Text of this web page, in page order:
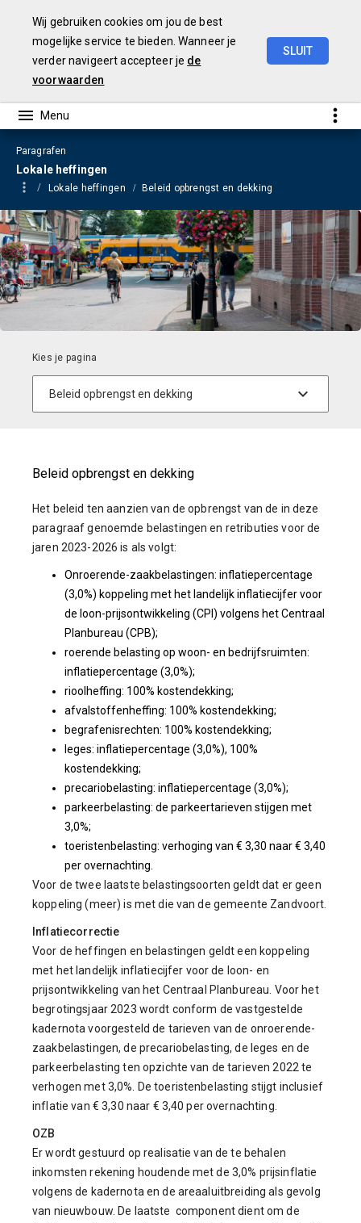
Wij gebruiken cookies om jou de best
mogelijke service te bieden. Wanneer je
verder navigeert accepteer je de
voorwaarden
SLUIT
Paragrafen
Lokale heffingen
Lokale heffingen Beleid opbrengst en dekking
Beleid opbrengst en dekking
Het beleid ten aanzien van de opbrengst van de in deze
paragraaf genoemde belastingen en retributies voor de
jaren 2023-2026 is als volgt:
Onroerende-zaakbelastingen: inflatiepercentage
(3,0%) koppeling met het landelijk inflatiecijfer voor
de loon-prijsontwikkeling (CPI) volgens het Centraal
Planbureau (CPB);
roerende belasting op woon- en bedrijfsruimten:
inflatiepercentage (3,0%);
rioolheffing: 100% kostendekking;
afvalstoffenheffing: 100% kostendekking;
begrafenisrechten: 100% kostendekking;
leges: inflatiepercentage (3,0%), 100%
kostendekking;
precariobelasting: inflatiepercentage (3,0%);
parkeerbelasting: de parkeertarieven stijgen met
3,0%;
toeristenbelasting: verhoging van € 3,30 naar € 3,40
per overnachting.
Voor de twee laatste belastingsoorten geldt dat er geen
koppeling (meer) is met die van de gemeente Zandvoort.
Inflatiecorrectie
Voor de heffingen en belastingen geldt een koppeling
met het landelijk inflatiecijfer voor de loon- en
prijsontwikkeling van het Centraal Planbureau. Voor het
begrotingsjaar 2023 wordt conform de vastgestelde
kadernota voorgesteld de tarieven van de onroerende-
zaakbelastingen, de precariobelasting, de leges en de
parkeerbelasting ten opzichte van de tarieven 2022 te
verhogen met 3,0%. De toeristenbelasting stijgt inclusief
inflatie van € 3,30 naar € 3,40 per overnachting.
OZB
Er wordt gestuurd op realisatie van de te behalen
inkomsten rekening houdende met de 3,0% prijsinflatie
volgens de kadernota en de areaaluitbreiding als gevolg
van nieuwbouw. De laatste component dient om de